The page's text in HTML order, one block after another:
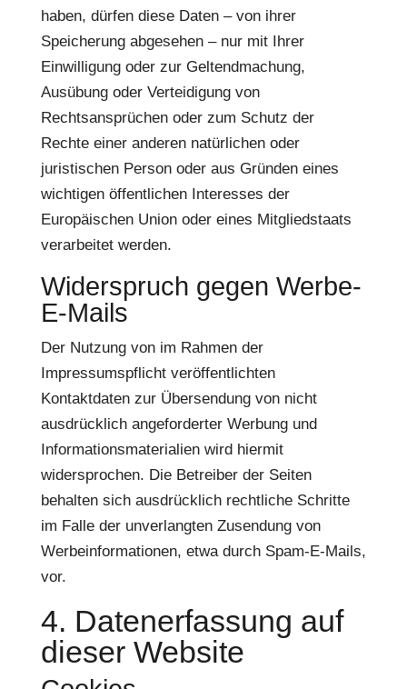
haben, dürfen diese Daten – von ihrer
Speicherung abgesehen – nur mit Ihrer
Einwilligung oder zur Geltendmachung,
Ausübung oder Verteidigung von
Rechtsansprüchen oder zum Schutz der
Rechte einer anderen natürlichen oder
juristischen Person oder aus Gründen eines
wichtigen öffentlichen Interesses der
Europäischen Union oder eines Mitgliedstaats
verarbeitet werden.
Widerspruch gegen Werbe-
E-Mails
Der Nutzung von im Rahmen der
Impressumspflicht veröffentlichten
Kontaktdaten zur Übersendung von nicht
ausdrücklich angeforderter Werbung und
Informationsmaterialien wird hiermit
widersprochen. Die Betreiber der Seiten
behalten sich ausdrücklich rechtliche Schritte
im Falle der unverlangten Zusendung von
Werbeinformationen, etwa durch Spam-E-Mails,
vor.
4. Datenerfassung auf
dieser Website